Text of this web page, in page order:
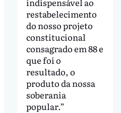
restabelecimento
do nosso projeto
constitucional
consagrado em 88 e
que foi o
resultado, o
produto da nossa
soberania
popular.”